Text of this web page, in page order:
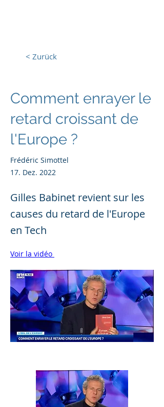
< Zurück
Comment enrayer le
retard croissant de
l'Europe ?
Frédéric Simottel
17. Dez. 2022
Gilles Babinet revient sur les
causes du retard de l'Europe
en Tech
Previous Next
Voir la vidéo